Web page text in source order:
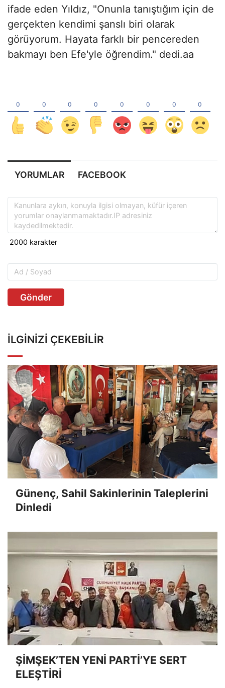
ifade eden Yıldız, "Onunla tanıştığım için de
gerçekten kendimi şanslı biri olarak
görüyorum. Hayata farklı bir pencereden
bakmayı ben Efe'yle öğrendim." dedi.aa
YORUMLAR FACEBOOK
Gönder
İLGINIZI ÇEKEBILIR
Günenç, Sahil Sakinlerinin Taleplerini
Dinledi
ŞİMŞEK’TEN YENİ PARTİ’YE SERT
ELEŞTİRİ